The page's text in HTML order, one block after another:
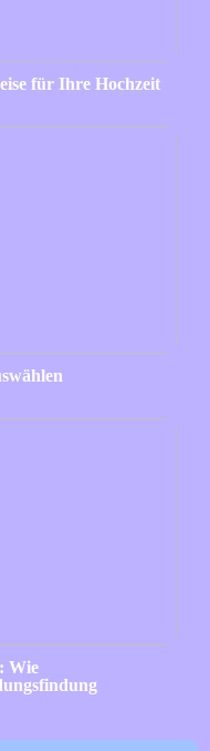
für Ihre Hochzeit
Wie